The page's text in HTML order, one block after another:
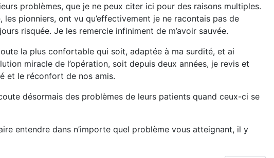
problèmes, que je ne peux citer ici pour des raisons multiples.
les pionniers, ont vu qu’effectivement je ne racontais pas de
risquée. Je les remercie infiniment de m’avoir sauvée.
la plus confortable qui soit, adaptée à ma surdité, et ai
miracle de l’opération, soit depuis deux années, je revis et
et le réconfort de nos amis.
désormais des problèmes de leurs patients quand ceux-ci se
entendre dans n’importe quel problème vous atteignant, il y